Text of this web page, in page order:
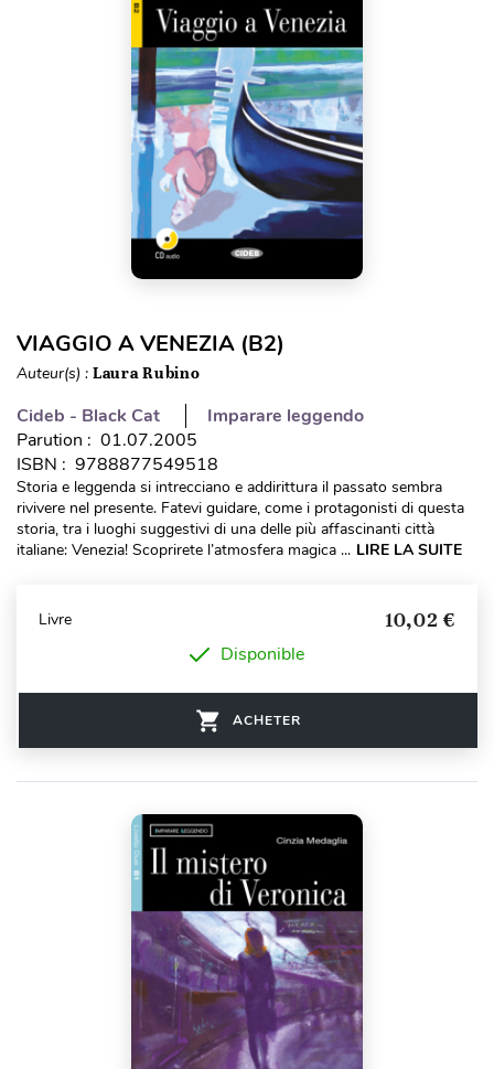
VIAGGIO A VENEZIA (B2)
Auteur(s) : Laura Rubino
Cideb - Black Cat
Imparare leggendo
Parution : 01.07.2005
ISBN : 9788877549518
Storia e leggenda si intrecciano e addirittura il passato sembra
rivivere nel presente. Fatevi guidare, come i protagonisti di questa
storia, tra i luoghi suggestivi di una delle più affascinanti città
italiane: Venezia! Scoprirete l’atmosfera magica ... LIRE LA SUITE
Livre 10,02 €
Disponible
ACHETER